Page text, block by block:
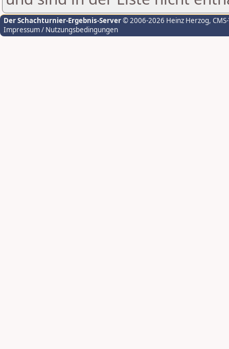
Der Schachturnier-Ergebnis-Server© 2006-2026 Heinz Herzog,
Impressum / Nutzungsbedingungen